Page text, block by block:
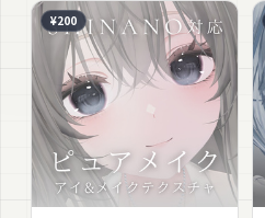
¥200